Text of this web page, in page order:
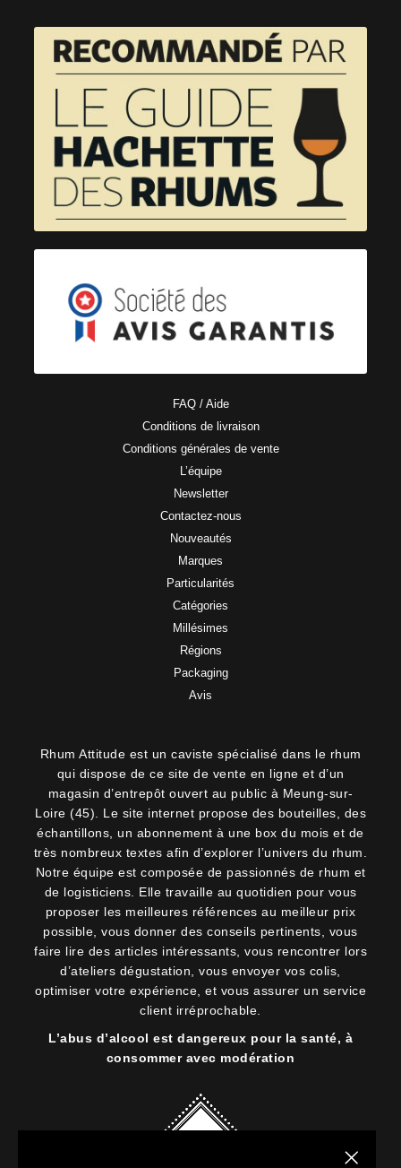
Fermer
FAQ / Aide
Conditions de livraison
Conditions générales de vente
L’équipe
Newsletter
Contactez-nous
Nouveautés
Marques
Particularités
Catégories
Millésimes
Régions
Packaging
Avis
Rhum Attitude est un caviste spécialisé dans le rhum
qui dispose de ce site de vente en ligne et d’un
magasin d’entrepôt ouvert au public à Meung-sur-
Loire (45). Le site internet propose des bouteilles, des
échantillons, un abonnement à une box du mois et de
très nombreux textes afin d’explorer l’univers du rhum.
Notre équipe est composée de passionnés de rhum et
de logisticiens. Elle travaille au quotidien pour vous
proposer les meilleures références au meilleur prix
possible, vous donner des conseils pertinents, vous
faire lire des articles intéressants, vous rencontrer lors
d’ateliers dégustation, vous envoyer vos colis,
optimiser votre expérience, et vous assurer un service
client irréprochable.
L’abus d’alcool est dangereux pour la santé, à
consommer avec modération